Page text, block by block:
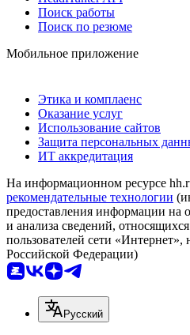
Поиск работы
Поиск по резюме
Мобильное приложение
Этика и комплаенс
Оказание услуг
Использование сайтов
Защита персональных
ИТ аккредитация
На информационном ресурсе
рекомендательные технологии
предоставления информации на
и анализа сведений,
пользователей сети
Российской Федерации)
Русский